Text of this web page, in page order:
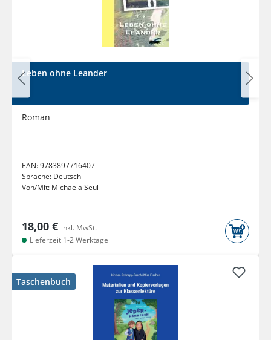
Leben ohne Leander
Roman
EAN:9783897716407
Sprache: Deutsch
Von/Mit: Michaela Seul
18,00 € inkl. MwSt.
Lieferzeit 1-2 Werktage
Taschenbuch